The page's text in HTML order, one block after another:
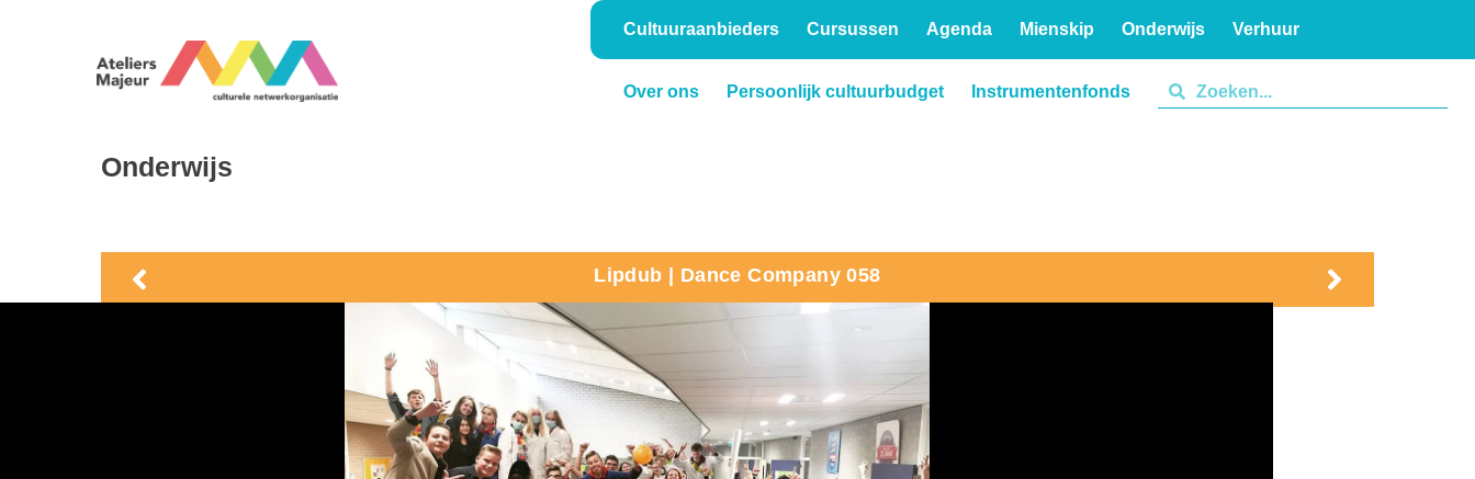
Cultuuraanbieders Cursussen Agenda Mienskip Onderwijs Verhuur
Over ons Persoonlijk cultuurbudget
Instrumentenfonds
Onderwijs
Lipdub | Dance Company 058